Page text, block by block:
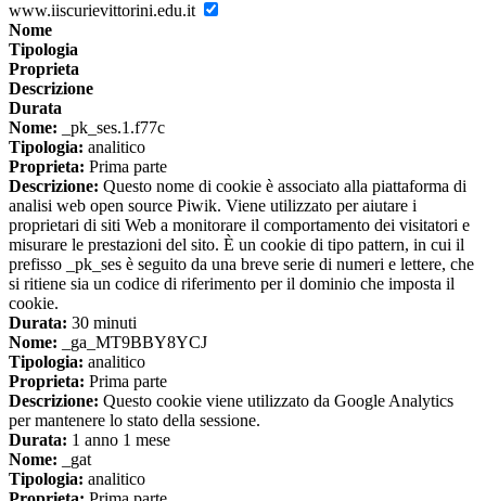
www.iiscurievittorini.edu.it
Nome
Tipologia
Proprieta
Descrizione
Durata
Nome: _pk_ses.1.f77c
Tipologia: analitico
Proprieta: Prima parte
Descrizione: Questo nome di cookie è associato alla piattaforma di
analisi web open source Piwik. Viene utilizzato per aiutare i
proprietari di siti Web a monitorare il comportamento dei visitatori e
misurare le prestazioni del sito. È un cookie di tipo pattern, in cui il
prefisso _pk_ses è seguito da una breve serie di numeri e lettere, che
si ritiene sia un codice di riferimento per il dominio che imposta il
cookie.
Durata: 30 minuti
Nome: _ga_MT9BBY8YCJ
Tipologia: analitico
Proprieta: Prima parte
Descrizione: Questo cookie viene utilizzato da Google Analytics
per mantenere lo stato della sessione.
Durata: 1 anno 1 mese
Nome: _gat
Tipologia: analitico